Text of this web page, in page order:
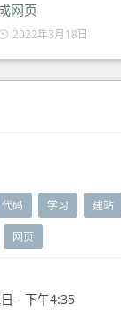
网页
2022年3月18日
代码 学习 建站
网页
- 下午4:35